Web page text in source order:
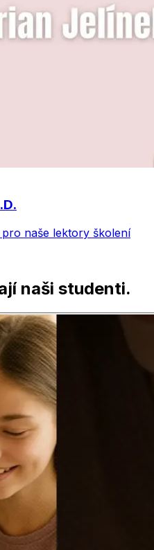
naše lektory školení
naši studenti.